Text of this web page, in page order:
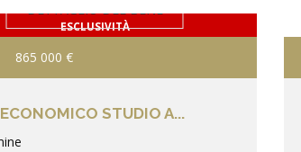
ESCLUSIVITÀ
DETTAGLIO DEL BENE
865 000 €
STUDIO A...